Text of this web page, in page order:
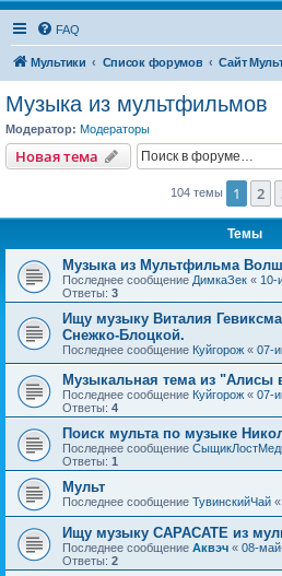
FAQ
Мультики Список форумов Сайт
Музыка из мультфильмов
Модератор: Модераторы
Новая тема
104 темы 1 2
Темы
Музыка из Мультфильма
Последнее сообщение ДимкаЗек « 10-
Ответы: 3
Ищу музыку Виталия
Снежко-Блоцкой.
Последнее сообщение Куйгорож « 07-
Музыкальная тема из "Алисы
Последнее сообщение Куйгорож « 07-
Ответы: 4
Поиск мульта по музыке
Последнее сообщение
Ответы: 1
Мульт
Последнее сообщение ТувинскийЧай «
Ищу музыку САРАСАТЕ из
Последнее сообщение Аквэч « 08-
Ответы: 2